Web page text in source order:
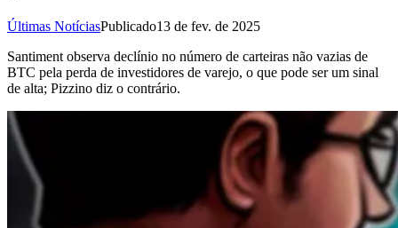
Últimas NotíciasPublicado13 de fev. de 2025
Santiment observa declínio no número de carteiras não vazias de
BTC pela perda de investidores de varejo, o que pode ser um sinal
de alta; Pizzino diz o contrário.